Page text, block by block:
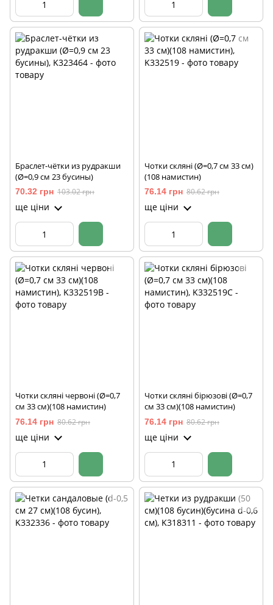
Браслет-чётки из рудракши
(Ø=0,9 см 23 бусины)
70.32 грн 103.02 грн
ще ціни
Чотки скляні (Ø=0,7 см 33 см)
(108 намистин)
76.14 грн 80.62 грн
ще ціни
Чотки скляні червоні (Ø=0,7
см 33 см)(108 намистин)
76.14 грн 80.62 грн
ще ціни
Чотки скляні бірюзові (Ø=0,7
см 33 см)(108 намистин)
76.14 грн 80.62 грн
ще ціни